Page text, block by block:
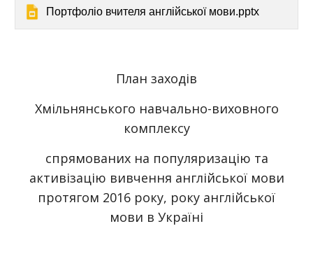
Портфоліо вчителя англійської мови.pptx
План заходів
Хмільнянського навчально-виховного
комплексу
спрямованих на популяризацію та
активізацію вивчення англійської мови
протягом 2016 року, року англійської
мови в Україні